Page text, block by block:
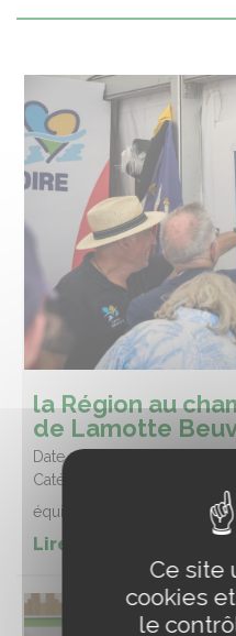
la Région au
de Lamotte
Date :
Catégorie :
équitation
Lire la suite de
Ce site
cookies
le